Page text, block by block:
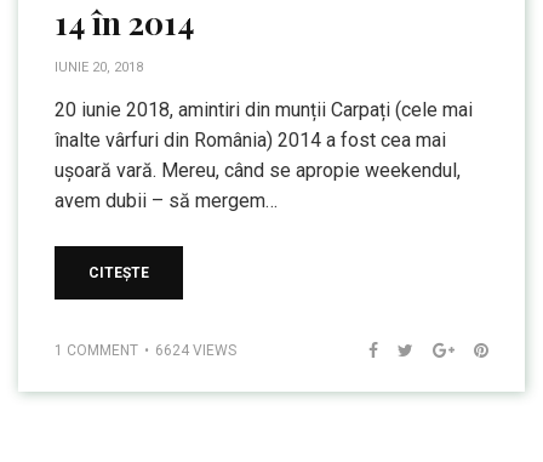
14 în 2014
IUNIE 20, 2018
20 iunie 2018, amintiri din munții Carpați (cele mai
înalte vârfuri din România) 2014 a fost cea mai
ușoară vară. Mereu, când se apropie weekendul,
avem dubii – să mergem…
CITEȘTE
1 COMMENT 6624 VIEWS